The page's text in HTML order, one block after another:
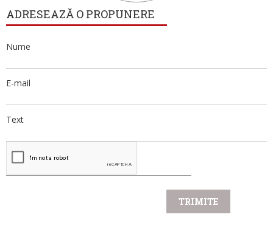
ADRESEAZĂ O PROPUNERE
Nume
E-mail
Text